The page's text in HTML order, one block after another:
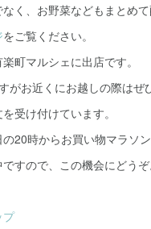
く、お野菜などもまとめ
をご覧ください。
町マルシェに出店です。
がお近くにお越しの際はぜ
受け付けています。
20時からお買い物マラソ
すので、この機会にどうぞ
プ